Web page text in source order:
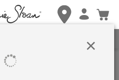
Inspiration
×